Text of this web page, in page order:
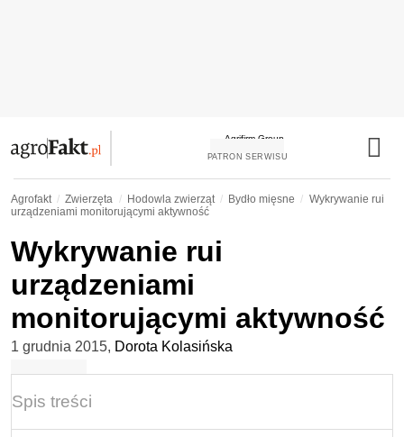
PATRON SERWISU
Agrofakt Zwierzęta Hodowla zwierząt Bydło mięsne
Wykrywanie rui
urządzeniami monitorującymi aktywność
Wykrywanie rui
urządzeniami
monitorującymi aktywność
1 grudnia 2015, Dorota Kolasińska
Spis treści